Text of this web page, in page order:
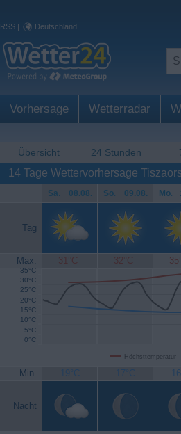
RSS | Deutschland
Vorhersage Wetterradar
Übersicht 24 Stunden
14 Tage Wettervorhersage Tiszaors
Sa. 08.08. So. 09.08. Mo.
Tag
Max. 31°C 32°C
Höchsttemperatur
0°C
5°C
10°C
15°C
20°C
25°C
30°C
35°C
Min. 19°C 17°C
Nacht